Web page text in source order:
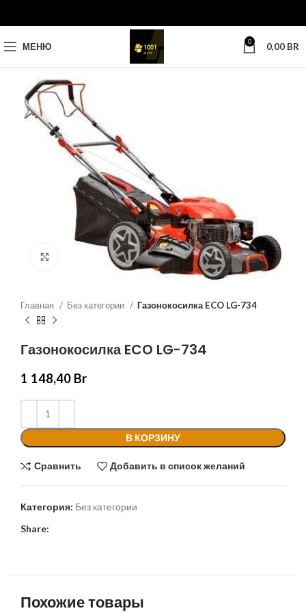
МЕНЮ 0 0,00 BR
Нажмите, чтобы увеличить
Главная Без категории Газонокосилка ECO LG-734
Газонокосилка ECO LG-734
1 148,40 Br
В КОРЗИНУ
Сравнить Добавить в список желаний
Категория: Без категории
Share:
Похожие товары